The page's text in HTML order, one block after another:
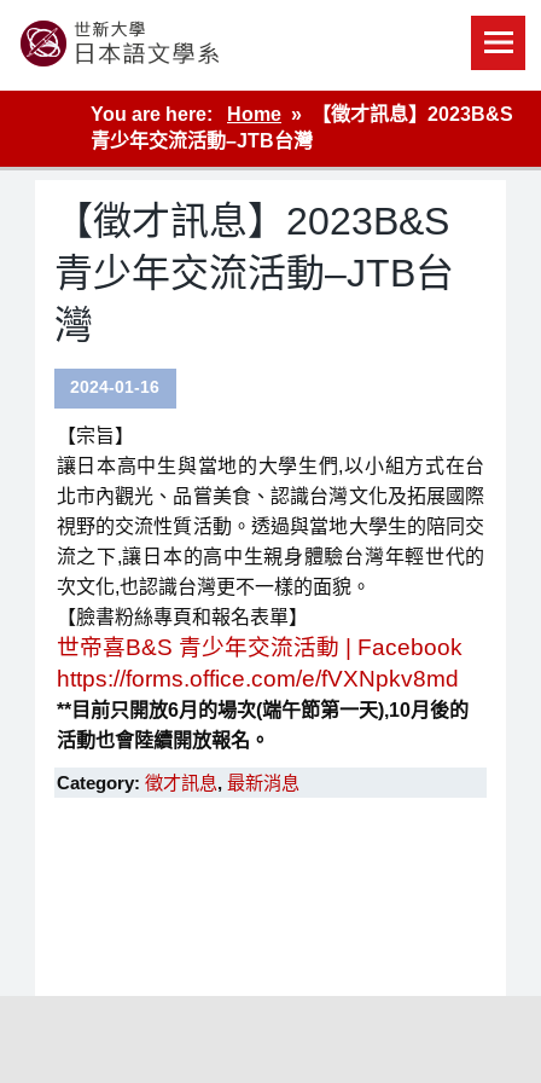
content
世新大學教學單位的網站
You are here:
Home
【徵才訊息】2023B&S
青少年交流活動–JTB台灣
【徵才訊息】2023B&S
青少年交流活動–JTB台
灣
2024-01-16
【宗旨】
讓日本高中生與當地的大學生們,以小組方式在台
北市內觀光、品嘗美食、認識台灣文化及拓展國際
視野的交流性質活動。透過與當地大學生的陪同交
流之下,讓日本的高中生親身體驗台灣年輕世代的
次文化,也認識台灣更不一樣的面貌。
【臉書粉絲專頁和報名表單】
世帝喜B&S 青少年交流活動 | Facebook
https://forms.office.com/e/fVXNpkv8md
**目前只開放6月的場次(端午節第一天),10月後的
活動也會陸續開放報名。
Category: 徵才訊息, 最新消息